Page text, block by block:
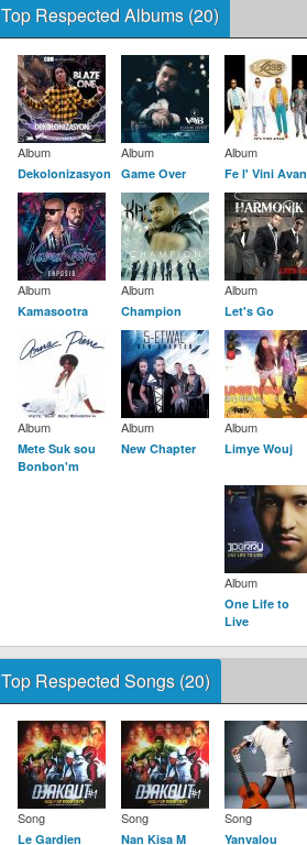
Top Respected Albums (20)
Album
Dekolonizasyon
Album
Game Over
Album
Fe l' Vini Avan
Album
Kamasootra
Album
Champion
Album
Let's Go
Album
Mete Suk sou
Bonbon'm
Album
New Chapter
Album
Limye Wouj
Album
One Life to
Live
Top Respected Songs (20)
Song
Le Gardien
Song
Nan Kisa M
Song
Yanvalou